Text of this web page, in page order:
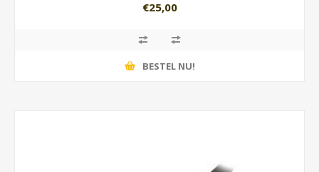
€25,00
BESTEL NU!